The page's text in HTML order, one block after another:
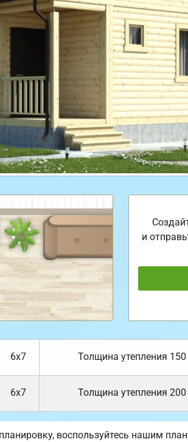
и
6х7 Толщина утепления
6х7 Толщина утепления
воспользуйтесь нашим